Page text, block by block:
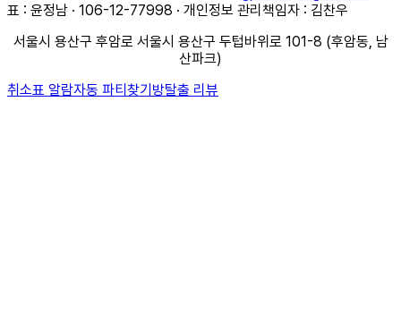
표 : 윤정남 · 106-12-77998 · 개인정보 관리책임자 : 김찬우
서울시 용산구 후암로 서울시 용산구 두텁바위로 101-8 (후암동, 남
산파크)
취소표 알람자동 파티찾기방탈출 리뷰